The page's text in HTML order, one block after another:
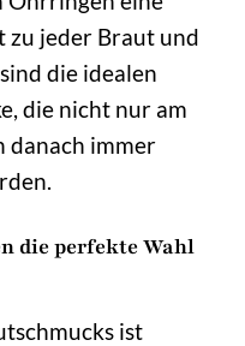
zu jeder Braut und
die idealen
die nicht nur am
danach immer
die perfekte Wahl
ist